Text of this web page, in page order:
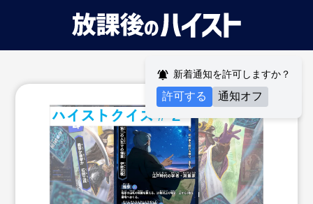
新着通知を許可しますか？
許可する 通知オフ